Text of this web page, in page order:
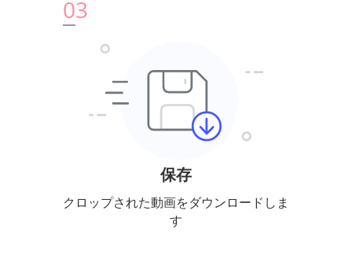
03
保存
クロップされた動画をダウンロードしま
す